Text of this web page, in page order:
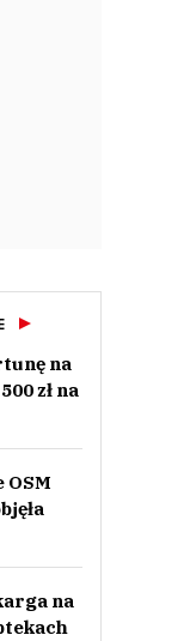
na
zł na
OSM
na